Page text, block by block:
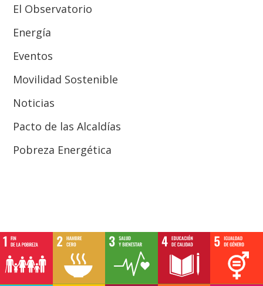
El Observatorio
Energía
Eventos
Movilidad Sostenible
Noticias
Pacto de las Alcaldías
Pobreza Energética